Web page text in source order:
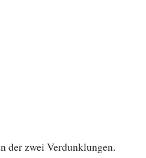
der zwei Verdunklungen.